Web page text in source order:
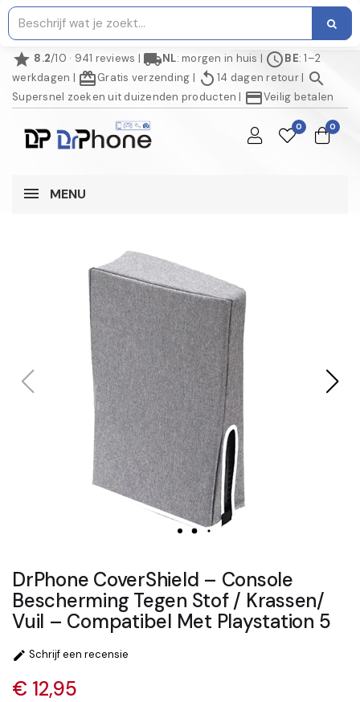
star 8.2/10 · 941 reviews | local_shippingNL: morgen in huis | scheduleBE: 1–2
werkdagen | redeemGratis verzending | replay 14 dagen retour| search
Supersnel zoeken uit duizenden producten | credit_cardVeilig betalen
0 0
MENU
DrPhone CoverShield – Console
Bescherming Tegen Stof / Krassen/
Vuil – Compatibel Met Playstation 5
 Schrijf een recensie
€ 12,95